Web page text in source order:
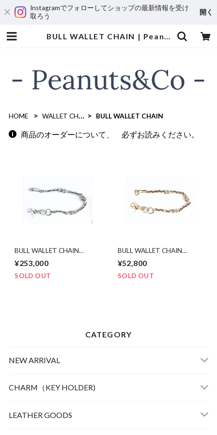
Instagramでフォローしてショップの最新情報を受け
取ろう
開く
BULL WALLET CHAIN | Peanuts&Co
HOME WALLET CHAIN BULL WALLET CHAIN
商品のオーダーについて、 必ずお読みください。
BULL WALLET CHAIN
DIAMONDS
¥253,000
SOLD OUT
BULL WALLET CHAIN
¥52,800
SOLD OUT
CATEGORY
NEW ARRIVAL
LEATHER
CHARM（KEY HOLDER)
LEATHER GOODS